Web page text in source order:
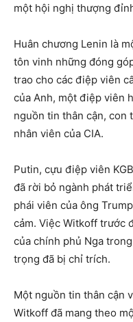
một hội nghị thượng
Huân chương Lenin là
tôn vinh những đóng
trao cho các điệp viên
của Anh, một điệp viên
nguồn tin thân cận, con
nhân viên của CIA.
Putin, cựu điệp viên
đã rời bỏ ngành phát
phái viên của ông
cảm. Việc Witkoff trước
của chính phủ Nga
trọng đã bị chỉ trích.
Một nguồn tin thân cận
Witkoff đã mang theo